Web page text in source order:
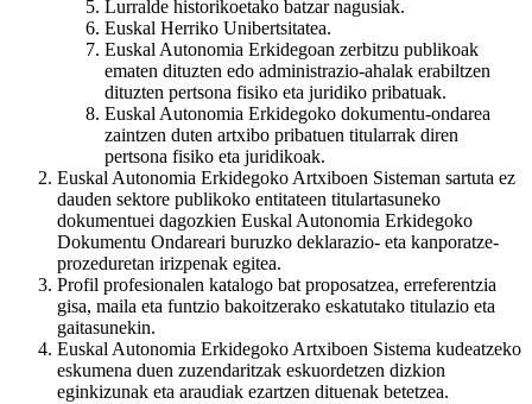
Lurralde historikoetako batzar nagusiak.
Euskal Herriko Unibertsitatea.
Euskal Autonomia Erkidegoan zerbitzu publikoak
ematen dituzten edo administrazio-ahalak erabiltzen
dituzten pertsona fisiko eta juridiko pribatuak.
Euskal Autonomia Erkidegoko dokumentu-ondarea
zaintzen duten artxibo pribatuen titularrak diren
pertsona fisiko eta juridikoak.
Euskal Autonomia Erkidegoko Artxiboen Sisteman sartuta ez
dauden sektore publikoko entitateen titulartasuneko
dokumentuei dagozkien Euskal Autonomia Erkidegoko
Dokumentu Ondareari buruzko deklarazio- eta kanporatze-
prozeduretan irizpenak egitea.
Profil profesionalen katalogo bat proposatzea, erreferentzia
gisa, maila eta funtzio bakoitzerako eskatutako titulazio eta
gaitasunekin.
Euskal Autonomia Erkidegoko Artxiboen Sistema kudeatzeko
eskumena duen zuzendaritzak eskuordetzen dizkion
eginkizunak eta araudiak ezartzen dituenak betetzea.